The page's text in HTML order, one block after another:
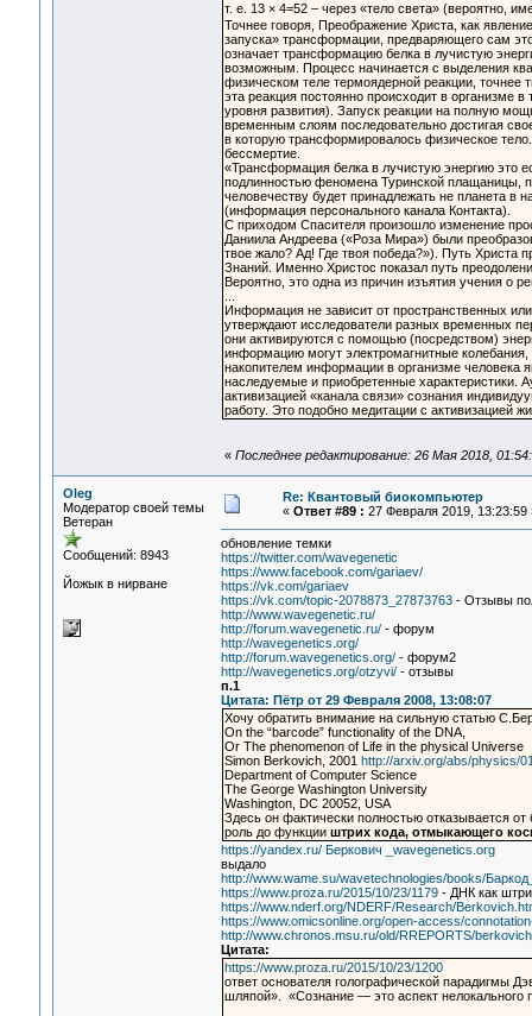
т. е. 13 × 4=52 – через «тело света» (вероятно,
Точнее говоря, Преображение Христа, как
запуска» трансформации, предваряющего сам
означает трансформацию белка в лучистую
возможным. Процесс начинается с выделения
физическом теле термоядерной реакции,
эта реакция постоянно происходит в организме
уровня развития). Запуск реакции на полную
временным слоям последовательно достигая
в которую трансформировалось физическое
бессмертие.
«Трансформация белка в лучистую энергию это
подлинностью феномена Туринской плащаницы,
человечеству будет принадлежать не планета
(информация персонального канала Контакта).
С приходом Спасителя произошло изменение
Даниила Андреева («Роза Мира») были
твое жало? Ад! Где твоя победа?»). Путь Христа
Знаний. Именно Христос показал путь
Вероятно, это одна из причин изъятия учения о
Информация не зависит от пространственных
утверждают исследователи разных временных
они активируются с помощью (посредством)
информацию могут электромагнитные
накопителем информации в организме человека
наследуемые и приобретенные характеристики.
активизацией «канала связи» сознания
работу. Это подобно медитации с активизацией
« Последнее редактирование: 26 Мая 2018,
Oleg
Модератор своей темы
Ветеран
Сообщений: 8943
Йожык в нирване
Re: Квантовый биокомпьютер
« Ответ #89 : 27 Февраля 2019, 13:23:59
обновление темки
https://twitter.com/wavegenetic
https://www.facebook.com/gariaev/
https://vk.com/gariaev
https://vk.com/topic-2078873_27873763- Отзывы
http://www.wavegenetic.ru/
http://forum.wavegenetic.ru/- форум
http://wavegenetics.org/
http://forum.wavegenetics.org/- форум2
http://wavegenetics.org/otzyvi/- отзывы
п.1
Цитата: Пётр от 29 Февраля 2008, 13:08:07
Хочу обратить внимание на сильную статью
On the “barcode” functionality of the DNA,
Or The phenomenon of Life in the physical Universe
Simon Berkovich, 2001 http://arxiv.org/abs/physics/
Department of Computer Science
The George Washington University
Washington, DC 20052, USA
Здесь он фактически полностью отказывается
роль до функции штрих кода, отмыкающего
https://yandex.ru/ Беркович _wavegenetics.org
выдало
http://www.wame.su/wavetechnologies/books/
https://www.proza.ru/2015/10/23/1179- ДНК как
https://www.nderf.org/NDERF/Research/
https://www.omicsonline.org/open-access/
http://www.chronos.msu.ru/old/RREPORTS/
Цитата:
https://www.proza.ru/2015/10/23/1200
ответ основателя голографической парадигмы
шляпой». «Сознание — это аспект